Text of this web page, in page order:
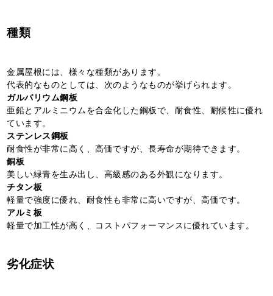
種類
金属屋根には、様々な種類があります。
代表的なものとしては、次のようなものが挙げられます。
ガルバリウム鋼板
亜鉛とアルミニウムを合金化した鋼板で、耐食性、耐候性に優れ
ています。
ステンレス鋼板
耐食性が非常に高く、高価ですが、長寿命が期待できます。
銅板
美しい緑青を生み出し、高級感のある外観になります。
チタン板
軽量で強度に優れ、耐食性も非常に高いですが、高価です。
アルミ板
軽量で加工性が高く、コストパフォーマンスに優れています。
劣化症状